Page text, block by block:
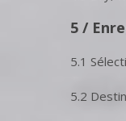
5 /
5.1
5.2